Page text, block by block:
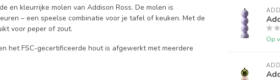
en kleurrijke molen van Addison Ross. De molen is
– een speelse combinatie voor je tafel of keuken. Met de
voor peper of zout.
het FSC-gecertificeerde hout is afgewerkt met meerdere
Op